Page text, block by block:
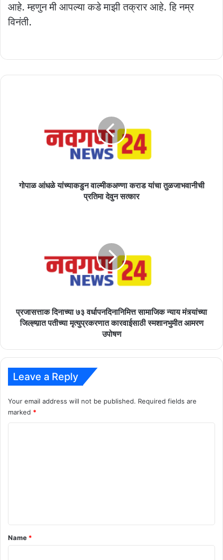
आहे. म्हणुन मी आपल्या कडे माझी तक्रार आहे. हि नम्र
विनंती.
सत्कारगोपाळ आंधळे यांच्याकडुन वाल्मीकअण्णा कराड यांचा तुळजाभवानीची
प्रतिमा देवुन सत्कार
मृत्युप्रकरणात
कारवाईसाठी
उपोषण
प्रजासत्ताक दिनाच्या ७३ वर्धापनदिनानिमित्त सामाजिक न्याय मंत्र्यांच्या
जिल्ह्य़ात पतीच्या मृत्युप्रकरणात कारवाईसाठी स्मशानभुमीत आमरण
उपोषण
Leave a Reply
Your email address will not be published. Required fields are
marked *
*
Name *